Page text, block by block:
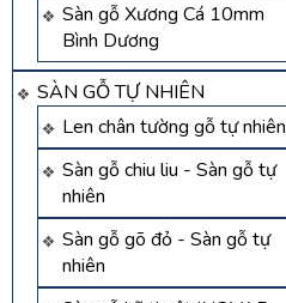
Sàn gỗ Xương Cá 10mm
Bình Dương
SÀN GỖ TỰ NHIÊN
Len chân tường gỗ tự nhiên
Sàn gỗ chiu liu - Sàn gỗ tự
nhiên
Sàn gỗ gõ đỏ - Sàn gỗ tự
nhiên